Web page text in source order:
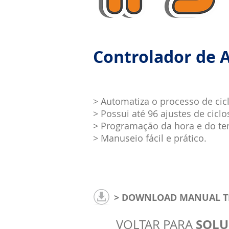
Controlador de
> Automatiza o processo de
> Possui até 96 ajustes de
> Programação da hora e do
> Manuseio fácil e prático.
> DOWNLOAD MANUAL
VOLTAR PARA